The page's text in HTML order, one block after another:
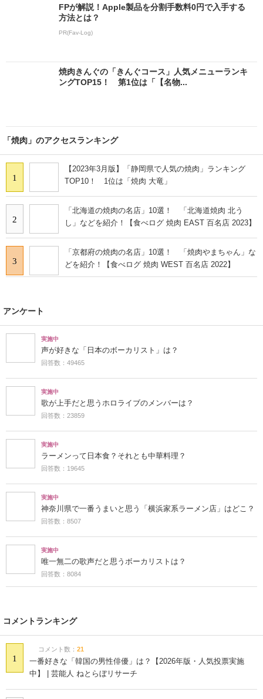
FPが解説！Apple製品を分割手数料0円で入手する
方法とは？
PR(Fav-Log)
焼肉きんぐの「きんぐコース」人気メニューランキ
ングTOP15！ 第1位は「【名物...
Special
【抽選で5,000円分】Amazonギフトカードが
当たる！読者アンケート実施中
「焼肉」のアクセスランキング
【2023年3月版】「静岡県で人気の焼肉」ランキング
2
「京都府の焼肉の名店」10選！ 「焼肉やまちゃん」な
アンケート
実施中
声が好きな「日本のボーカリスト」は？
回答数：49465
実施中
歌が上手だと思うホロライブのメンバーは？
回答数：23859
実施中
ラーメンって日本食？それとも中華料理？
回答数：19645
神奈川県で一番うまいと思う「横浜家系ラーメン店」はどこ？
実施中
唯一無二の歌声だと思うボーカリストは？